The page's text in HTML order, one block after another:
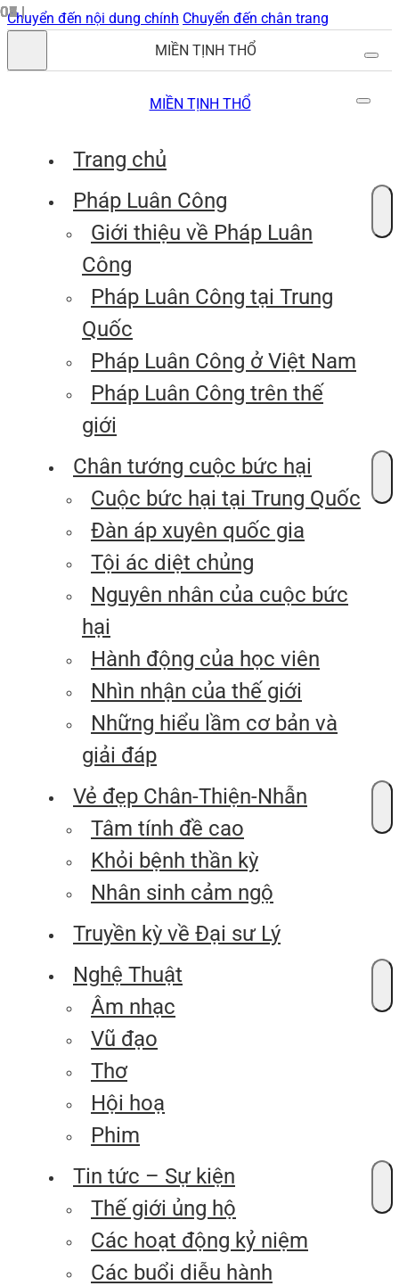
Chuyển đến nội dung chính Chuyển đến chân trang
MIỀN TỊNH THỔ
MIỀN TỊNH THỔ
Trang chủ
Pháp Luân Công
Giới thiệu về Pháp Luân
Công
Pháp Luân Công tại Trung
Quốc
Pháp Luân Công ở Việt Nam
Pháp Luân Công trên thế
giới
Chân tướng cuộc bức hại
Cuộc bức hại tại Trung Quốc
Đàn áp xuyên quốc gia
Tội ác diệt chủng
Nguyên nhân của cuộc bức
hại
Hành động của học viên
Nhìn nhận của thế giới
Những hiểu lầm cơ bản và
giải đáp
Vẻ đẹp Chân-Thiện-Nhẫn
Tâm tính đề cao
Khỏi bệnh thần kỳ
Nhân sinh cảm ngộ
Truyền kỳ về Đại sư Lý
Nghệ Thuật
Âm nhạc
Vũ đạo
Thơ
Hội hoạ
Phim
Tin tức – Sự kiện
Thế giới ủng hộ
Các hoạt động kỷ niệm
Các buổi diễu hành